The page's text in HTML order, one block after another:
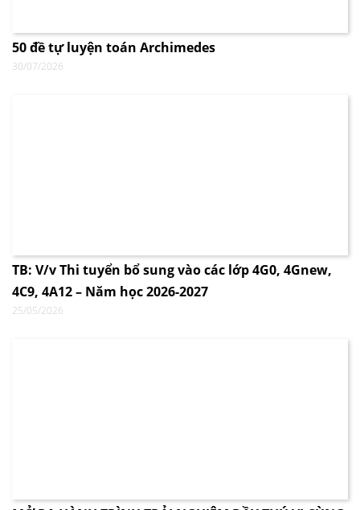
50 đề tự luyện toán Archimedes
30/07/2026
TB: V/v Thi tuyển bổ sung vào các lớp 4G0, 4Gnew,
4C9, 4A12 – Năm học 2026-2027
25/05/2026